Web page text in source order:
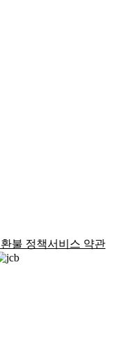
환불 정책서비스 약관